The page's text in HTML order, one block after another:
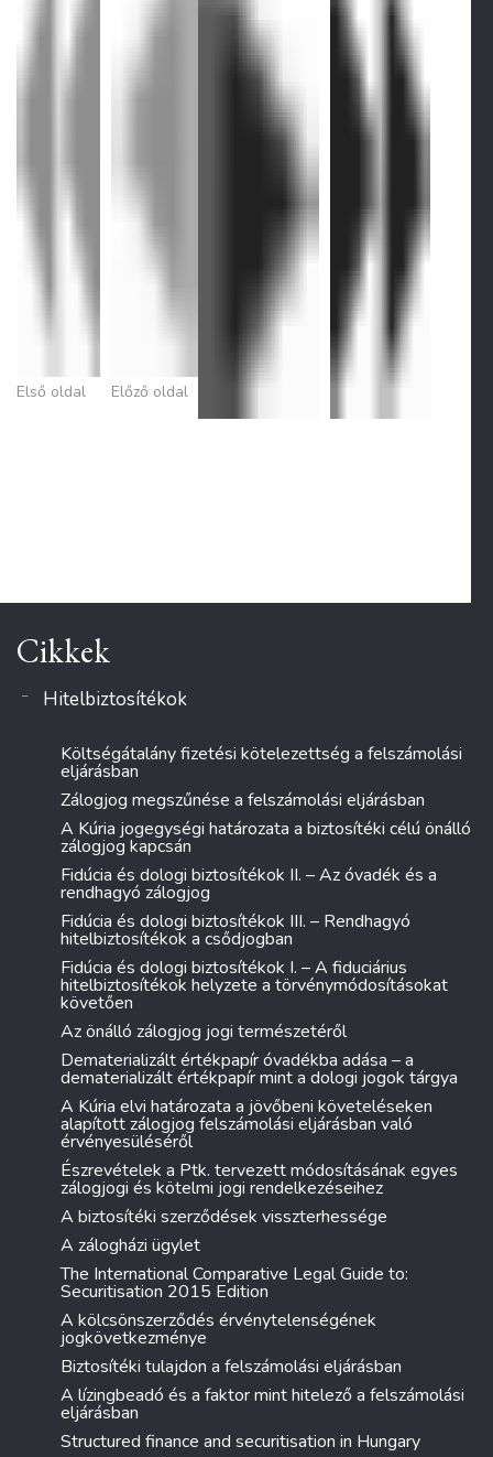
Első oldal Előző oldal
Cikkek
Hitelbiztosítékok
Költségátalány fizetési kötelezettség a felszámolási
eljárásban
Zálogjog megszűnése a felszámolási eljárásban
A Kúria jogegységi határozata a biztosítéki célú önálló
zálogjog kapcsán
Fidúcia és dologi biztosítékok II. – Az óvadék és a
rendhagyó zálogjog
Fidúcia és dologi biztosítékok III. – Rendhagyó
hitelbiztosítékok a csődjogban
Fidúcia és dologi biztosítékok I. – A fiduciárius
hitelbiztosítékok helyzete a törvénymódosításokat
követően
Az önálló zálogjog jogi természetéről
Dematerializált értékpapír óvadékba adása – a
dematerializált értékpapír mint a dologi jogok tárgya
A Kúria elvi határozata a jövőbeni követeléseken
alapított zálogjog felszámolási eljárásban való
érvényesüléséről
Észrevételek a Ptk. tervezett módosításának egyes
zálogjogi és kötelmi jogi rendelkezéseihez
A biztosítéki szerződések visszterhessége
A zálogházi ügylet
The International Comparative Legal Guide to:
Securitisation 2015 Edition
A kölcsönszerződés érvénytelenségének
jogkövetkezménye
Biztosítéki tulajdon a felszámolási eljárásban
A lízingbeadó és a faktor mint hitelező a felszámolási
eljárásban
Structured finance and securitisation in Hungary